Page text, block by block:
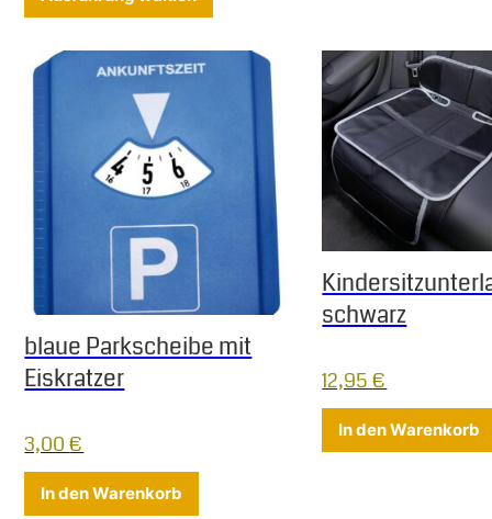
blaue Parkscheibe mit
Eiskratzer
3,00€
In den Warenkorb
schwarz
12,95€
In den Warenkorb